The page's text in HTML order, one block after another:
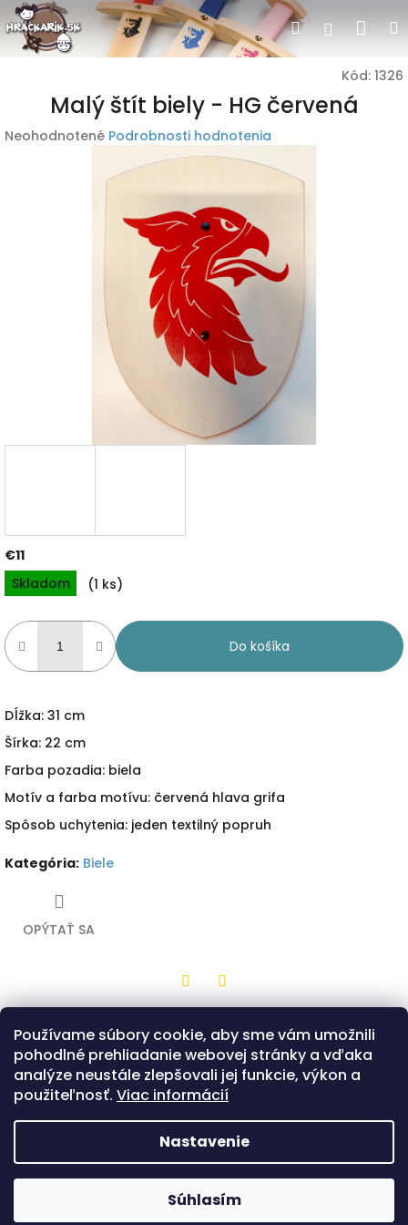
Používame súbory cookie, aby sme vám umožnili
pohodlné prehliadanie webovej stránky a vďaka
analýze neustále zlepšovali jej funkcie, výkon a
použiteľnosť. Viac informácií
Nastavenie
Súhlasím
Prejsť
na
obsah
Hľadať
Kód: 1326
Malý štít biely - HG červená
Priemerné
Neohodnotené Podrobnosti hodnotenia
€11
Jednotková
cena:
Skladom (1 ks)
Do košíka
Dĺžka: 31 cm
Šírka: 22 cm
Farba pozadia: biela
Motív a farba motívu: červená hlava grifa
Spôsob uchytenia: jeden textilný popruh
Kategória: Biele
OPÝTAŤ SA
TwitterFacebook
Popis Diskusia
Drevená hračka z bukovej preglejky v tvare malého štítu s
bielou potlačou a motívom červenej hlavy grifa. Na zadnej
strane je jeden popruh, ktorým sa štít drží. Možnosť výberu
len v prevedení tvaru štítu - Klasik.
Copyright 2026Hračkárik
vyhradené.